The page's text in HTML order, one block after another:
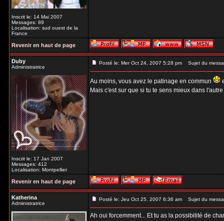
Inscrit le: 14 Mai 2007
Messages: 89
Localisation: sud ouest de la
France
Revenir en haut de page
Duby
Administratrice
Inscrit le: 17 Jan 2007
Messages: 412
Localisation: Montpellier
Posté le: Mer Oct 24, 2007 5:28 pm Sujet du
Au moins, vous avez le patinage en commun
Mais c'est sur que si tu te sens mieux dans
Revenir en haut de page
Katherina
Administratrice
Posté le: Jeu Oct 25, 2007 6:36 am Sujet du
Ah oui forcemment... Et tu as la possibilité de